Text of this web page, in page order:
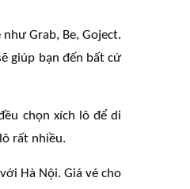
Grab, Be, Goject.
giúp bạn đến bất cứ
chọn xích lô để di
rất nhiều.
Hà Nội. Giá vé cho